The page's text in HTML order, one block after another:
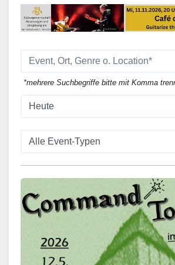
*mehrere Suchbegriffe bitte mit Komma